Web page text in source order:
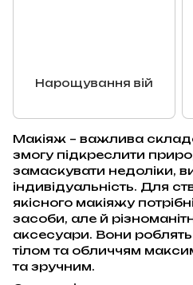
Макіяж – важлива
змогу підкреслити
замаскувати недоліки,
індивідуальність. Для
якісного макіяжу
засоби, але й
аксесуари. Вони
тілом та обличчям
та зручним.
Нарощування вій